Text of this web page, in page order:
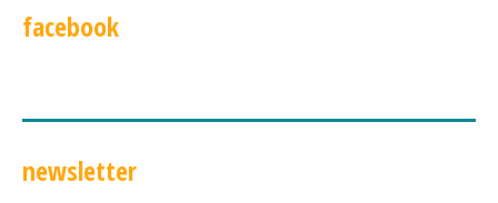
facebook
newsletter